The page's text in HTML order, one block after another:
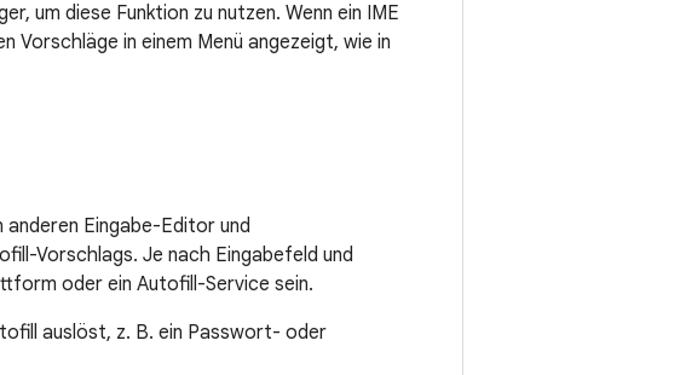
um diese Funktion zu nutzen. Wenn ein IME
in einem Menü angezeigt, wie in
Eingabe-Editor und
Vorschlags. Je nach Eingabefeld und
oder ein Autofill-Service sein.
auslöst, z. B. ein Passwort- oder